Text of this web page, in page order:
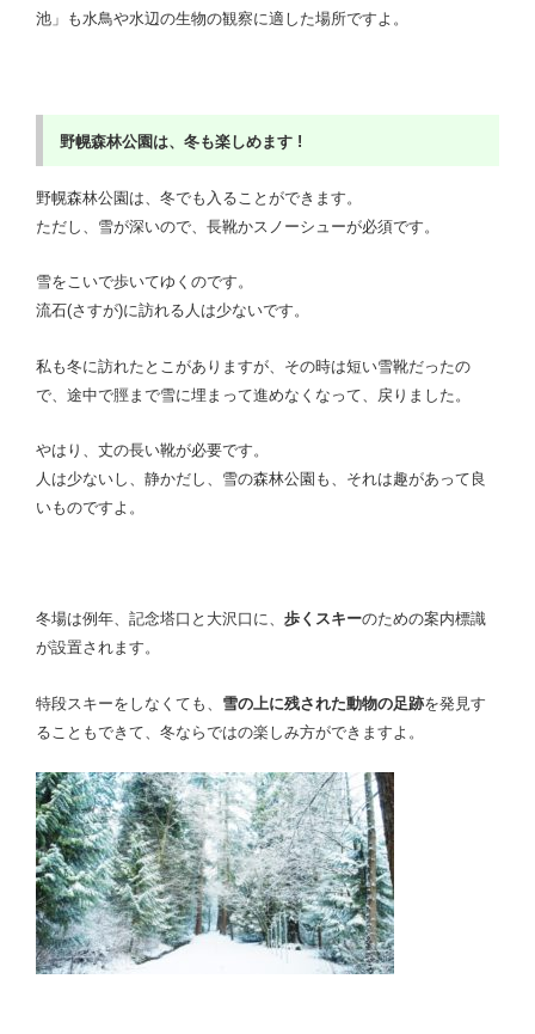
池」も水鳥や水辺の生物の観察に適した場所ですよ。
野幌森林公園は、冬も楽しめます !
野幌森林公園は、冬でも入ることができます。
ただし、雪が深いので、長靴かスノーシューが必須です。
雪をこいで歩いてゆくのです。
流石(さすが)に訪れる人は少ないです。
私も冬に訪れたとこがありますが、その時は短い雪靴だったの
で、途中で脛まで雪に埋まって進めなくなって、戻りました。
やはり、丈の長い靴が必要です。
人は少ないし、静かだし、雪の森林公園も、それは趣があって良
いものですよ。
冬場は例年、記念塔口と大沢口に、 歩くスキーのための案内標識
が設置されます。
特段スキーをしなくても、 雪の上に残された動物の足跡を発見す
ることもできて、冬ならではの楽しみ方ができますよ。